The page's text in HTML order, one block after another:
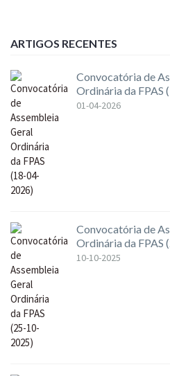
ARTIGOS RECENTES
Convocatória de
Ordinária da FPAS
01-04-2026
Convocatória de
Ordinária da FPAS
10-10-2025